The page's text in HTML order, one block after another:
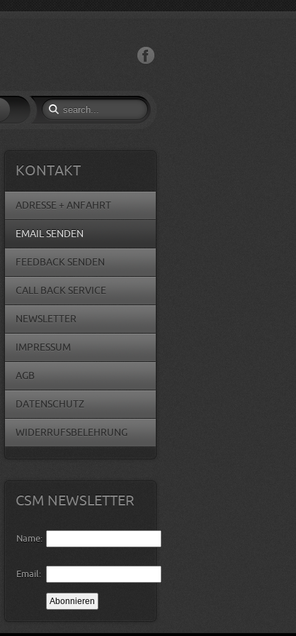
KONTAKT
ADRESSE + ANFAHRT
EMAIL SENDEN
FEEDBACK SENDEN
CALL BACK SERVICE
NEWSLETTER
IMPRESSUM
AGB
DATENSCHUTZ
WIDERRUFSBELEHRUNG
CSM NEWSLETTER
Name:
Email: